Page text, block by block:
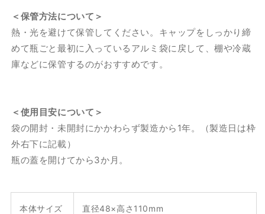
減
ら
す
増
す
＜保管方法について＞
熱・光を避けて保管してください。キャップをしっかり締
めて瓶ごと最初に入っているアルミ袋に戻して、棚や冷蔵
庫などに保管するのがおすすめです。
＜使用目安について＞
袋の開封・未開封にかかわらず製造から1年。（製造日は枠
外右下に記載）
瓶の蓋を開けてから3か月。
本体サイズ 直径48×高さ110mm